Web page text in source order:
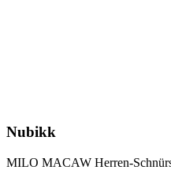
Nubikk
MILO MACAW Herren-